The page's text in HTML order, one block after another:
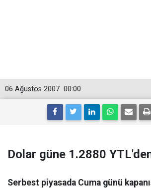
00:00
06 Ağustos 2007
Dolar güne 1.2880
Serbest piyasada Cuma günü